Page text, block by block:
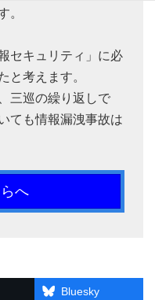
。
セキュリティ」に必
と考えます。
三巡の繰り返しで
ても情報漏洩事故は
へ
Bluesky